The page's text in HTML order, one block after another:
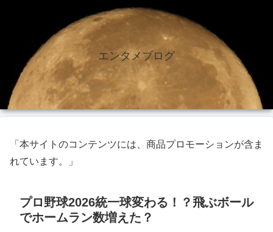
エンタメブログ
「本サイトのコンテンツには、商品プロモーションが含ま
れています。」
プロ野球2026統一球変わる！？飛ぶボール
でホームラン数増えた？